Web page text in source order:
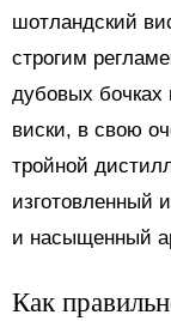
шотландский
строгим
дубовых бочках
виски, в свою
тройной
изготовленный
и насыщенный
Как